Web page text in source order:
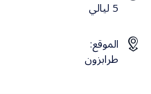
5 ليالي
الموقع:
طرابزون